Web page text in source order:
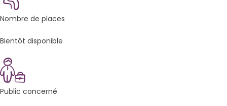
Nombre de places
Bientôt disponible
Public concerné